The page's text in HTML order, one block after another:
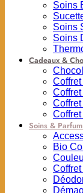
Soins
Soins
Soins
Cadeaux &
Soins &
Bio